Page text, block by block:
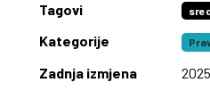
Tagovi
Kategorije
Zadnja izmjena